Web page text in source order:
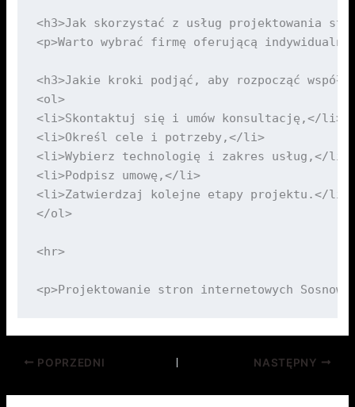
POPRZEDNI NASTĘPNY